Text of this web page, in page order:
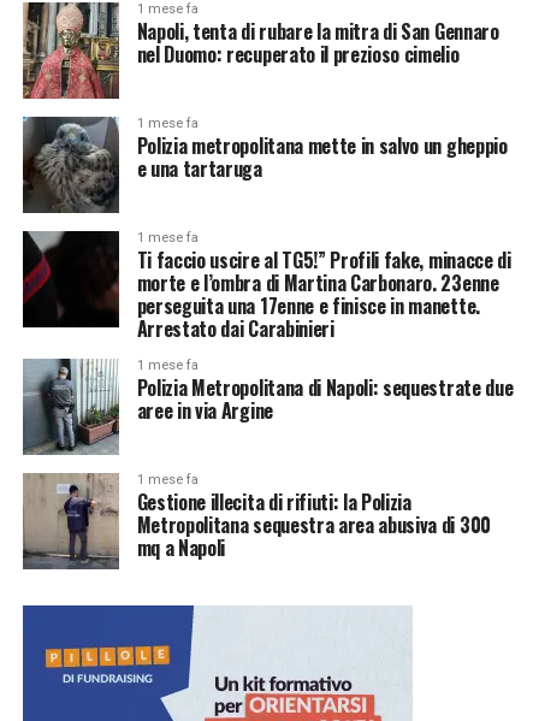
1 mese fa
Napoli, tenta di rubare la mitra di San Gennaro
nel Duomo: recuperato il prezioso cimelio
1 mese fa
Polizia metropolitana mette in salvo un gheppio
e una tartaruga
1 mese fa
Ti faccio uscire al TG5!” Profili fake, minacce di
morte e l’ombra di Martina Carbonaro. 23enne
perseguita una 17enne e finisce in manette.
Arrestato dai Carabinieri
1 mese fa
Polizia Metropolitana di Napoli: sequestrate due
aree in via Argine
1 mese fa
Gestione illecita di rifiuti: la Polizia
Metropolitana sequestra area abusiva di 300
mq a Napoli